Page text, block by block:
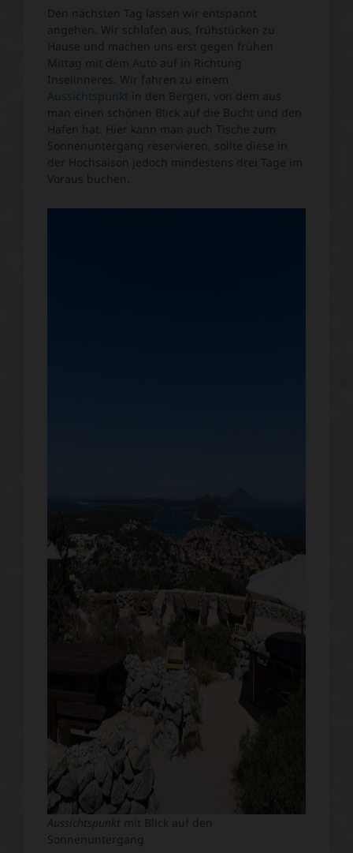
Den nächsten Tag lassen wir entspannt
angehen. Wir schlafen aus, frühstücken zu
Hause und machen uns erst gegen frühen
Mittag mit dem Auto auf in Richtung
Inselinneres. Wir fahren zu einem
Aussichtspunkt in den Bergen, von dem aus
man einen schönen Blick auf die Bucht und den
Hafen hat. Hier kann man auch Tische zum
Sonnenuntergang reservieren, sollte diese in
der Hochsaison jedoch mindestens drei Tage im
Voraus buchen.
Aussichtspunkt
mit Blick auf den
Sonnenuntergang